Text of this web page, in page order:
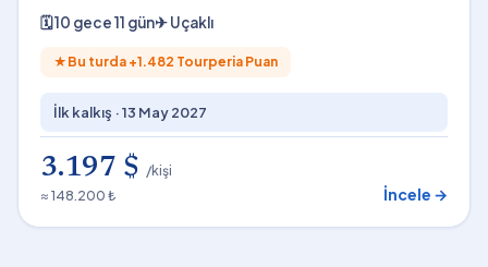
🗓10 gece 11 gün✈Uçaklı
★ Bu turda +1.482 Tourperia Puan
İlk kalkış ·13 May 2027
3.197 $ /kişi
≈ 148.200 ₺
İncele →